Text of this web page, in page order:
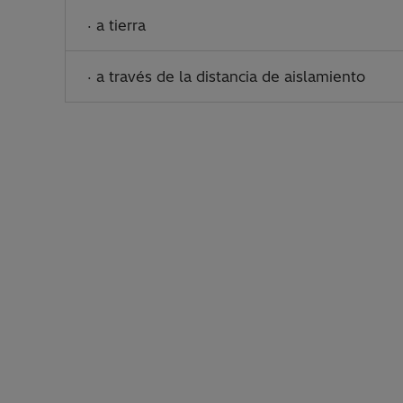
· a tierra
· a través de la distancia de aislamiento